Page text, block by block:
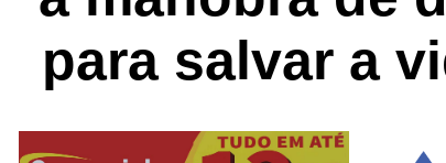
para salvar a